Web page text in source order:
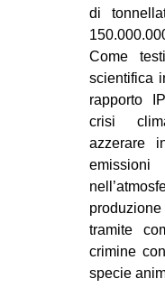
di
Come
scientifica
rapporto
crisi
azzerare
tramite
crimine
specie